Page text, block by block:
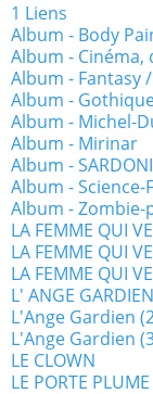
1 Liens
Album - Body
Album - Cinéma,
Album - Fantasy
Album -
Album - Michel-
Album - Mirinar
Album -
Album - Science-
Album - Zombie-
LA FEMME QUI
LA FEMME QUI
LA FEMME QUI
L' ANGE
L'Ange Gardien
L'Ange Gardien
LE CLOWN
LE PORTE PLUME